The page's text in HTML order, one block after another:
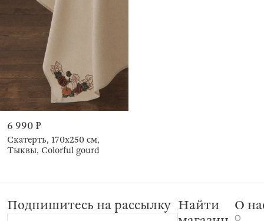
6 990 ₽
Скатерть, 170х250 см,
Тыквы, Colorful gourd
Подпишитесь на рассылку Найти
О